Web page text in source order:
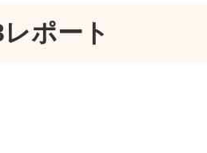
ポート